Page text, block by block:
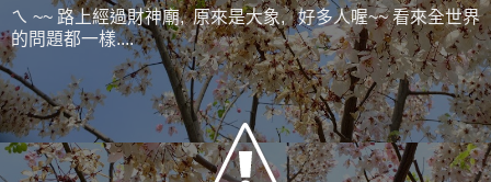
ㄟ ~~ 路上經過財神廟, 原來是大象, 好多人喔~~ 看來全世界
的問題都一樣....